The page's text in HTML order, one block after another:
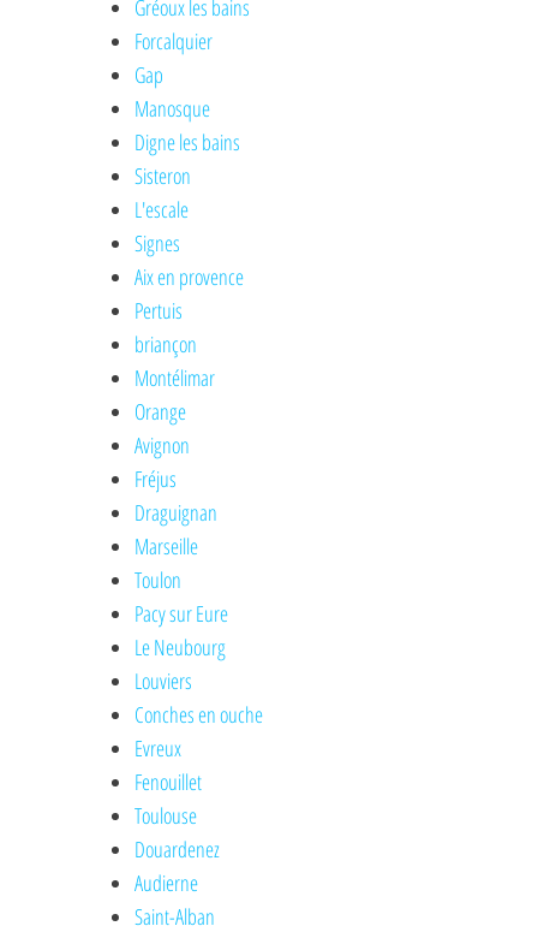
Gréoux les bains
Forcalquier
Gap
Manosque
Digne les bains
Sisteron
L'escale
Signes
Aix en provence
Pertuis
briançon
Montélimar
Orange
Avignon
Fréjus
Draguignan
Marseille
Toulon
Pacy sur Eure
Le Neubourg
Louviers
Conches en ouche
Evreux
Fenouillet
Toulouse
Douardenez
Audierne
Saint-Alban